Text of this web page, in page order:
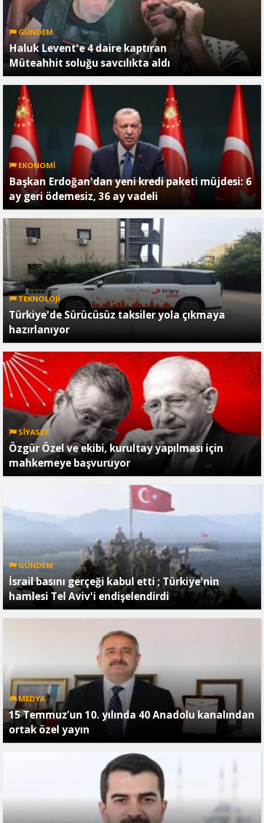
GÜNDEM
Haluk Levent'e 4 daire kaptıran
Müteahhit soluğu savcılıkta aldı
EKONOMİ
Başkan Erdoğan'dan yeni kredi paketi müjdesi: 6
ay geri ödemesiz, 36 ay vadeli
TEKNOLOJİ
Türkiye'de Sürücüsüz taksiler yola çıkmaya
hazırlanıyor
SİYASET
Özgür Özel ve ekibi, kurultay yapılması için
mahkemeye başvuruyor
GÜNDEM
İsrail basını gerçeği kabul etti ; Türkiye'nin
hamlesi Tel Aviv'i endişelendirdi
MEDYA
15 Temmuz’un 10. yılında 40 Anadolu kanalından
ortak özel yayın